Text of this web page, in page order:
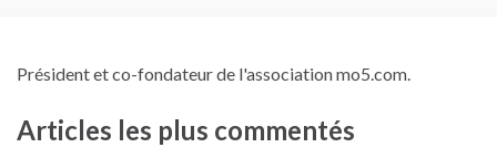
Président et co-fondateur de l'association mo5.com.
Articles les plus commentés